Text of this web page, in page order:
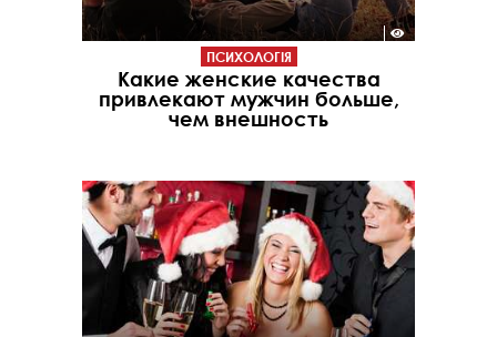
ПСИХОЛОГІЯ
Какие женские качества
привлекают мужчин больше,
чем внешность